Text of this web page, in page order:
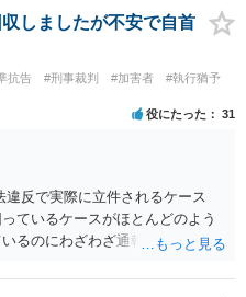
しましたが不安で自首
抗告 #刑事裁判 #加害者
#執行猶予
役にたった 31
反で実際に立件されるケース
ているケースがほとんどのよう
るのにわざわざ通報するのは考
思います。この場合は警察官か